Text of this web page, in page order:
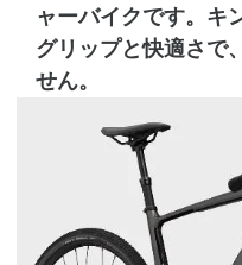
ャーバイクです。キ
グリップと快適さで
せん。